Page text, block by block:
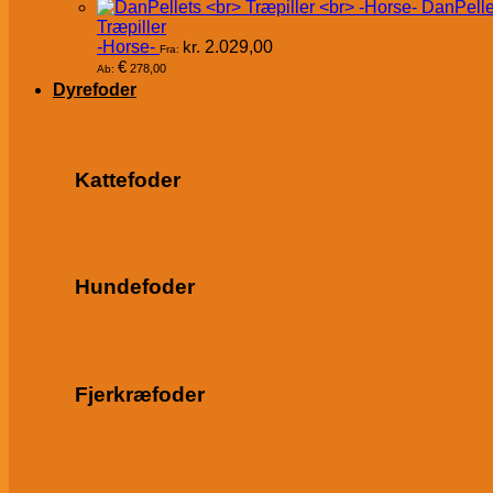
Træpiller
-Horse- Fra: kr. 2.029,00
Ab: € 278,00
Dyrefoder
Kattefoder
Hundefoder
Fjerkræfoder